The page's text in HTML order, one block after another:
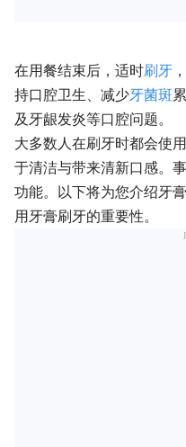
在用餐结束后，适时刷牙
持口腔卫生、减少牙菌斑
及牙龈发炎等口腔问题。
大多数人在刷牙时都会使
于清洁与带来清新口感。
功能。以下将为您介绍牙
用牙膏刷牙的重要性。